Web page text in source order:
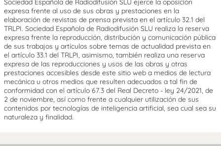
Sociedad Española de Radiodifusión SLU ejerce la oposición
expresa frente al uso de sus obras y prestaciones en la
elaboración de revistas de prensa prevista en el artículo 32.1 del
TRLPI. Sociedad Española de Radiodifusión SLU realiza la reserva
expresa frente la reproducción, distribución y comunicación pública
de sus trabajos y artículos sobre temas de actualidad prevista en
el artículo 33.1 del TRLPI, asimismo, también realiza una reserva
expresa de las reproducciones y usos de las obras y otras
prestaciones accesibles desde este sitio web a medios de lectura
mecánica u otros medios que resulten adecuados a tal fin de
conformidad con el artículo 67.3 del Real Decreto - ley 24/2021, de
2 de noviembre, así como frente a cualquier utilización de sus
contenidos por tecnologías de inteligencia artificial, sea cual sea su
naturaleza y finalidad.